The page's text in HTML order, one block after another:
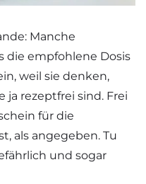
Manche
die empfohlene Dosis
weil sie denken,
ja rezeptfrei sind. Frei
für die
als angegeben. Tu
und sogar